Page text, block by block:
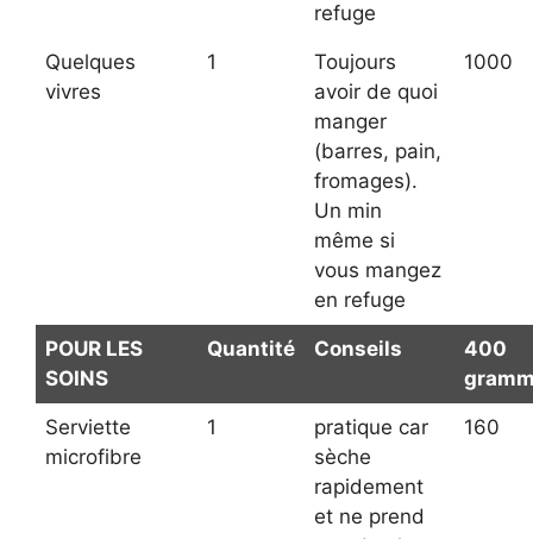
refuge
Quelques
vivres
1
Toujours
avoir de quoi
manger
(barres, pain,
fromages).
Un min
même si
vous mangez
en refuge
1000
POUR LES
SOINS
Quantité Conseils
400
Serviette
microfibre
1
pratique car
sèche
rapidement
et ne prend
160